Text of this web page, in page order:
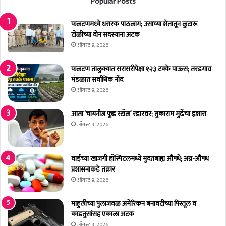
र
वि
ले
ले
१
५
मो
बा
ई
ल
ना
रि
कां
ना
सु
पू
र्द
फलटणमध्ये थरारक पाठलाग; उसाच्या शेतातून लुटारू
टोळीच्या दोन सदस्यांना अटक
ऑगस्ट 9, 2026
फलटण तालुक्यात सरासरीपेक्षा १२३ टक्के पाऊस; तरडगाव
मंडळात सर्वाधिक नोंद
ऑगस्ट 9, 2026
आता ‘चायनीज फूड स्टॉल’ रडारवर; तुकाराम मुंढेंचा इशारा
ऑगस्ट 9, 2026
वाईच्या खाजगी हॉस्पिटलमध्ये मुदतबाह्य औषधे; अन्न-औषध
प्रशासनाकडे तक्रार
ऑगस्ट 9, 2026
माहुलीच्या पुलाजवळ अमेरिकन बनावटीच्या पिस्तूल व
काडतुसांसह एकाला अटक